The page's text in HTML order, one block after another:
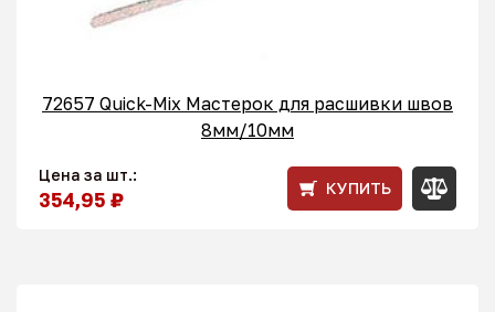
72657 Quick-Mix Мастерок для расшивки швов
8мм/10мм
Цена за шт.:
354,95 ₽ КУПИТЬ